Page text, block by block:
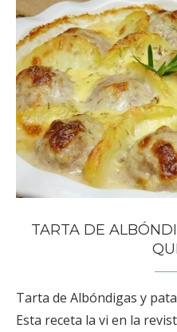
TARTA DE
Tarta de Albóndigas y
Esta receta la vi en la